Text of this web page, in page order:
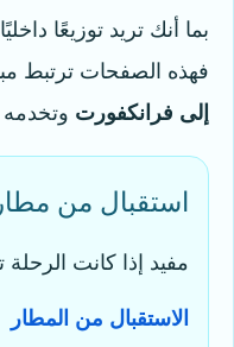
بما أنك تريد توزيعًا
فهذه الصفحات ترتبط
إلى فرانكفورت
استقبال من
مفيد إذا كانت
الاستقبال من المطار